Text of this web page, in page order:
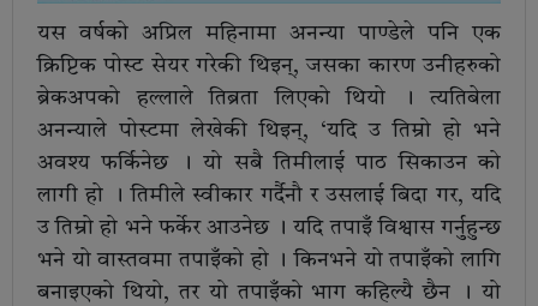
यस वर्षको अप्रिल महिनामा अनन्या पाण्डेले पनि एक
क्रिप्टिक पोस्ट सेयर गरेकी थिइन्, जसका कारण उनीहरुको
ब्रेकअपको हल्लाले तिब्रता लिएको थियो । त्यतिबेला
अनन्याले पोस्टमा लेखेकी थिइन्, ‘यदि उ तिम्रो हो भने
अवश्य फर्किनेछ । यो सबै तिमीलाई पाठ सिकाउन को
लागी हो । तिमीले स्वीकार गर्दैनौ र उसलाई बिदा गर, यदि
उ तिम्रो हो भने फर्केर आउनेछ । यदि तपाइँ विश्वास गर्नुहुन्छ
भने यो वास्तवमा तपाइँको हो । किनभने यो तपाइँको लागि
बनाइएको थियो, तर यो तपाइँको भाग कहिल्यै छैन । यो